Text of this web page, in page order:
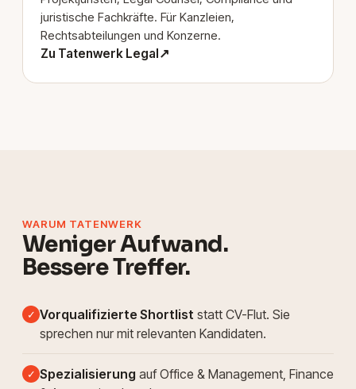
juristische Fachkräfte. Für Kanzleien,
Rechtsabteilungen und Konzerne.
Zu Tatenwerk Legal↗
WARUM TATENWERK
Weniger Aufwand.
Bessere Treffer.
✓ Vorqualifizierte Shortlist statt CV-Flut. Sie
sprechen nur mit relevanten Kandidaten.
✓ Spezialisierung auf Office & Management, Finance